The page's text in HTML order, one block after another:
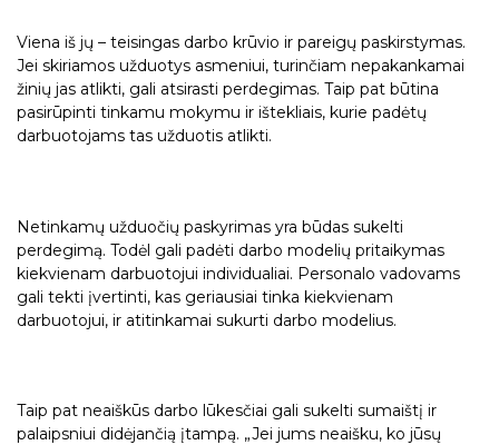
Viena iš jų – teisingas darbo krūvio ir pareigų paskirstymas.
Jei skiriamos užduotys asmeniui, turinčiam nepakankamai
žinių jas atlikti, gali atsirasti perdegimas. Taip pat būtina
pasirūpinti tinkamu mokymu ir ištekliais, kurie padėtų
darbuotojams tas užduotis atlikti.
Netinkamų užduočių paskyrimas yra būdas sukelti
perdegimą. Todėl gali padėti darbo modelių pritaikymas
kiekvienam darbuotojui individualiai. Personalo vadovams
gali tekti įvertinti, kas geriausiai tinka kiekvienam
darbuotojui, ir atitinkamai sukurti darbo modelius.
Taip pat neaiškūs darbo lūkesčiai gali sukelti sumaištį ir
palaipsniui didėjančią įtampą. „Jei jums neaišku, ko jūsų